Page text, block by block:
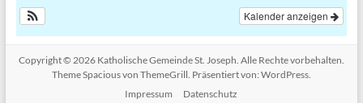
Kalender anzeigen
Copyright © 2026 Katholische Gemeinde St. Joseph. Alle Rechte vorbehalten.
ThemeSpaciousvon ThemeGrill. Präsentiert von: WordPress.
Impressum
Datenschutz